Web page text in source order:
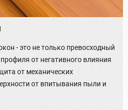
- это не только превосходный
от негативного влияния
от механических
от впитывания пыли и